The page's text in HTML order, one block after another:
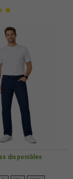
disponibles